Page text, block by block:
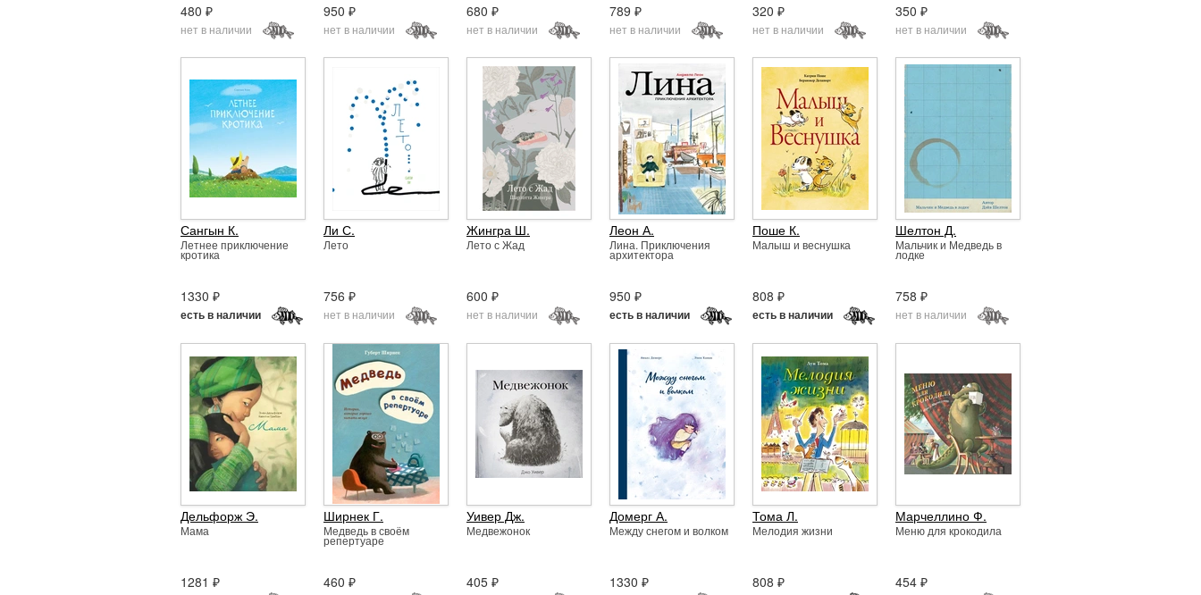
480 ₽
нет в наличии
950 ₽
нет в наличии
680 ₽
нет в наличии
789 ₽
нет в наличии
320 ₽
нет в наличии
350 ₽
нет в наличии
Сангын К.
Летнее приключение
кротика
1330 ₽
есть в наличии
Ли С.
Лето
756 ₽
нет в наличии
Жингра Ш.
Лето с Жад
600 ₽
нет в наличии
Леон А.
Лина. Приключения
архитектора
950 ₽
есть в наличии
Поше К.
Малыш и веснушка
808 ₽
есть в наличии
Шелтон Д.
Мальчик и Медведь в
лодке
758 ₽
нет в наличии
Дельфорж Э.
Мама
1281 ₽
Ширнек Г.
Медведь в своём
репертуаре
460 ₽
Уивер Дж.
Медвежонок
405 ₽
Домерг А.
Между снегом и волком
1330 ₽
Тома Л.
Мелодия жизни
808 ₽
Марчеллино Ф.
Меню для крокодила
454 ₽